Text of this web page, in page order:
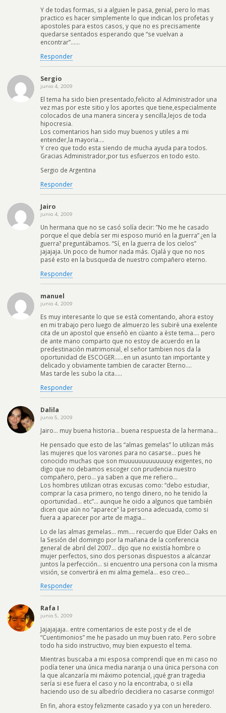
Y de todas formas, si a alguien le pasa, genial, pero lo mas
practico es hacer simplemente lo que indican los profetas y
apostoles para estos casos, y que no es precisamente
quedarse sentados esperando que “se vuelvan a
encontrar”……
Responder
Sergio
junio 4, 2009
El tema ha sido bien presentado,felicito al Administrador una
vez mas por este sitio y los aportes que tiene,especialmente
colocados de una manera sincera y sencilla,lejos de toda
hipocresia.
Los comentarios han sido muy buenos y utiles a mi
entender,la mayoria….
Y creo que todo esta siendo de mucha ayuda para todos.
Gracias Administrador,por tus esfuerzos en todo esto.
Sergio de Argentina
Responder
Jairo
junio 4, 2009
Un hermana que no se casó solía decir: ”No me he casado
porque el que debía ser mi esposo murió en la guerra” ¿en la
guerra? preguntábamos. “Sí, en la guerra de los cielos”
jajajaja. Un poco de humor nada más. Ojalá y que no nos
pasé esto en la busqueda de nuestro compañero eterno.
Responder
manuel
junio 4, 2009
Es muy interesante lo que se està comentando, ahora estoy
en mi trabajo pero luego de almuerzo les subirè una exelente
cita de un apostol que enseñò en cùanto a èste tema…. pero
de ante mano comparto que no estoy de acuerdo en la
predestinaciòn matrimonial, el señor tambien nos da la
oportunidad de ESCOGER……en un asunto tan importante y
delicado y obviamente tambien de caracter Eterno….
Mas tarde les subo la cita…..
Responder
Dalila
junio 5, 2009
Jairo… muy buena historia… buena respuesta de la hermana…
He pensado que esto de las “almas gemelas” lo utilizan más
las mujeres que los varones para no casarse… pues he
conocido muchas que son muuuuuuuuuuuuuy exigentes, no
digo que no debamos escoger con prudencia nuestro
compañero, pero… ya saben a que me refiero…
Los hombres utilizan otras excusas como: “debo estudiar,
comprar la casa primero, no tengo dinero, no he tenido la
oportunidad… etc”… aunque he oido a algunos que también
dicen que aún no “aparece” la persona adecuada, como si
fuera a aparecer por arte de magia…
Lo de las almas gemelas… mm…. recuerdo que Elder Oaks en
la Sesión del domingo por la mañana de la conferencia
general de abril del 2007… dijo que no existía hombre o
mujer perfectos, sino dos personas dispuestos a alcanzar
juntos la perfección… si encuentro una persona con la misma
visión, se convertirá en mi alma gemela… eso creo…
Responder
Rafa I
junio 5, 2009
Jajajajaja.. entre comentarios de este post y de el de
“Cuentimonios” me he pasado un muy buen rato. Pero sobre
todo ha sido instructivo, muy bien expuesto el tema.
Mientras buscaba a mi esposa comprendí que en mi caso no
podía tener una única media naranja o una única persona con
la que alcanzaría mi máximo potencial, ¡qué gran tragedia
sería si ese fuera el caso y no la encontraba, o si ella
haciendo uso de su albedrío decidiera no casarse conmigo!
En fin, ahora estoy felizmente casado y ya con un heredero.